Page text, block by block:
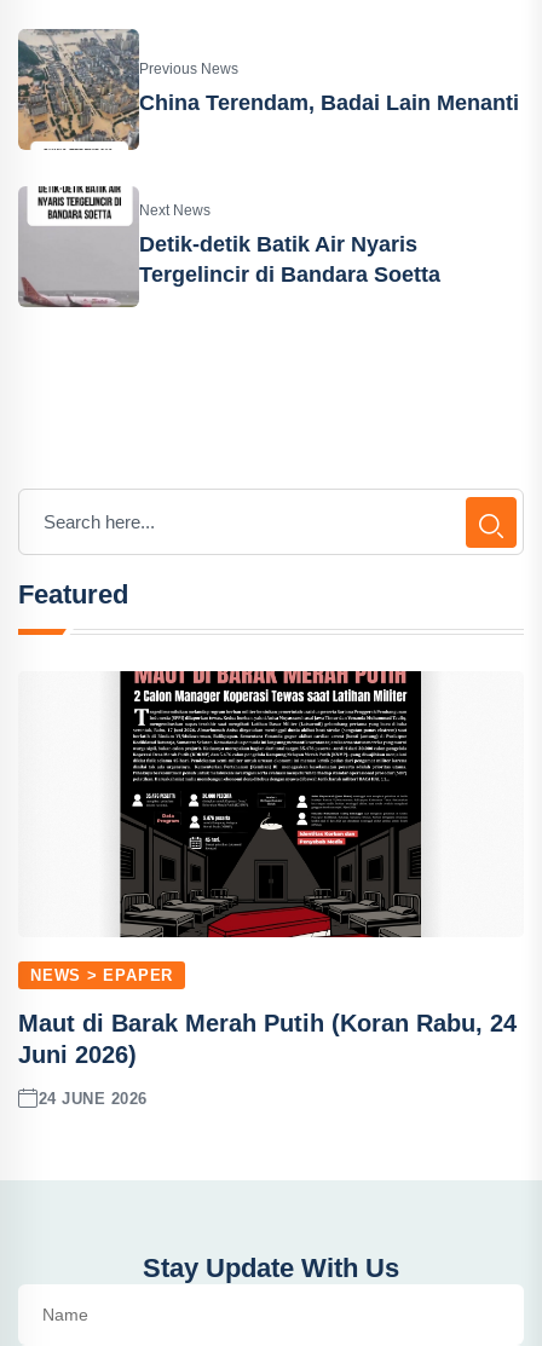
Previous News
China Terendam, Badai Lain Menanti
Next News
Detik-detik Batik Air Nyaris
Tergelincir di Bandara Soetta
Featured
NEWS > EPAPER
Maut di Barak Merah Putih (Koran Rabu, 24
Juni 2026)
24 JUNE 2026
Stay Update With Us